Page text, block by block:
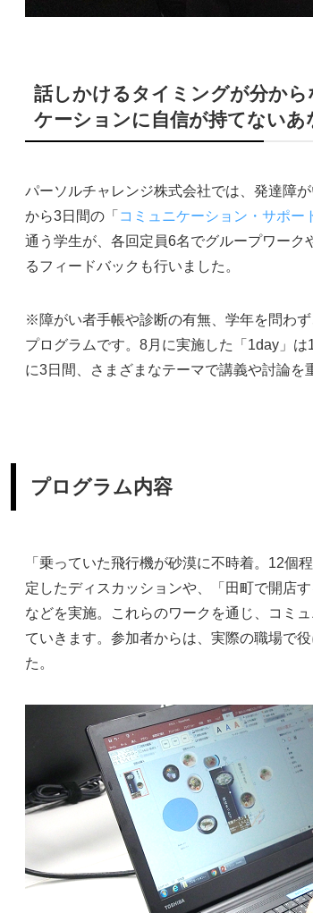
話しかけるタイミングが分か
ケーションに自信が持てないあ
パーソルチャレンジ株式会社では、発達障
から3日間の「 コミュニケーション・サポー
通う学生が、各回定員6名でグループワー
るフィードバックも行いました。
※障がい者手帳や診断の有無、学年を問わ
プログラムです。8月に実施した「1day」
に3日間、さまざまなテーマで講義や討論を
プログラム内容
「乗っていた飛行機が砂漠に不時着。12個
定したディスカッションや、「田町で開店
などを実施。これらのワークを通じ、コミ
ていきます。参加者からは、実際の職場で
た。